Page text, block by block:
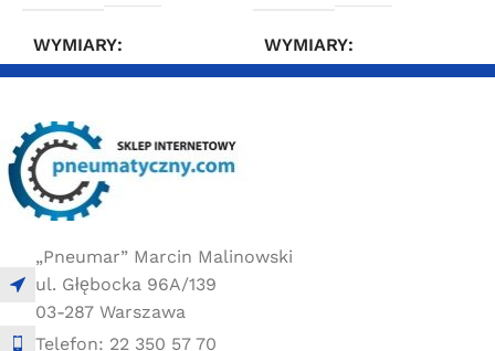
WYMIARY WYMIARY
„Pneumar” Marcin Malinowski
ul. Głębocka 96A/139
03-287 Warszawa
Telefon: 22 350 57 70